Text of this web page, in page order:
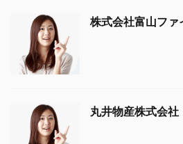
株式会社富山ファ
丸井物産株式会社